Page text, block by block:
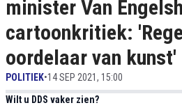
minister Van
cartoonkritiek:
oordelaar van kunst'
POLITIEK•14 SEP 2021, 15:00
Wilt u DDS vaker zien?